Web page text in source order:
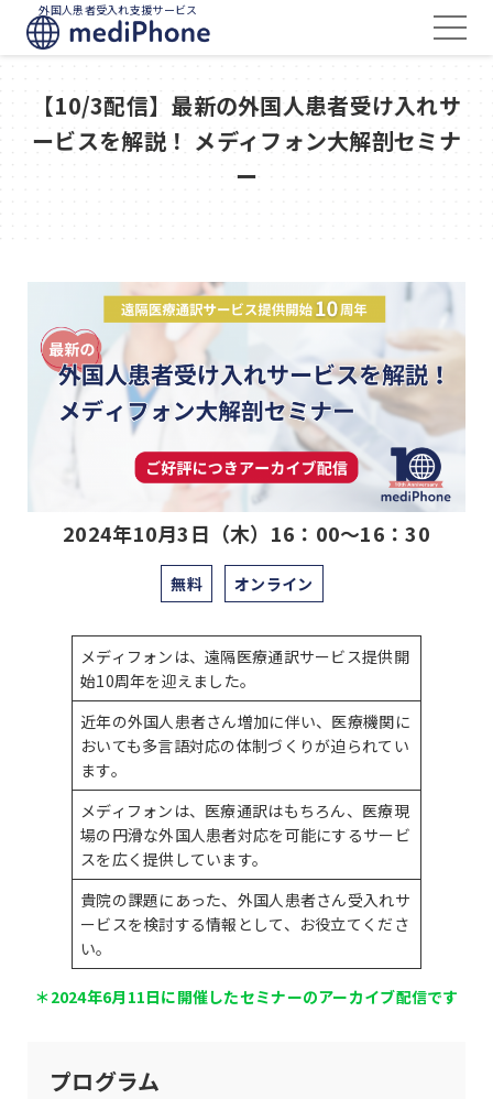
外国人患者受入れ支援サービス
【10/3配信】最新の外国人患者受け入れサ
ービスを解説！ メディフォン大解剖セミナ
ー
2024年10月3日（木）16：00～16：30
無料 オンライン
メディフォンは、遠隔医療通訳サービス提供開
始10周年を迎えました。
近年の外国人患者さん増加に伴い、医療機関に
おいても多言語対応の体制づくりが迫られてい
ます。
メディフォンは、医療通訳はもちろん、医療現
場の円滑な外国人患者対応を可能にするサービ
スを広く提供しています。
貴院の課題にあった、外国人患者さん受入れサ
ービスを検討する情報として、お役立てくださ
い。
＊2024年6月11日に開催したセミナーのアーカイブ配信です
プログラム